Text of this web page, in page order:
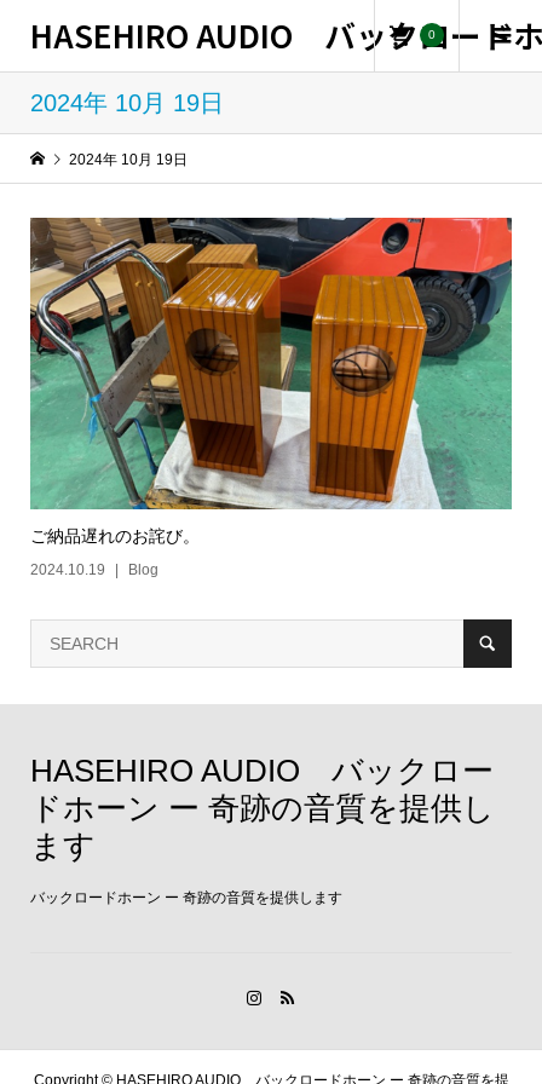
HASEHIRO AUDIO バックロード
0
2024年 10月 19日
2024年 10月 19日
ご納品遅れのお詫び。
2024.10.19 Blog
HASEHIRO AUDIO バックロー
ドホーン ー 奇跡の音質を提供し
ます
バックロードホーン ー 奇跡の音質を提供します
Copyright ©HASEHIRO AUDIO バックロードホーン ー 奇跡の音質を提